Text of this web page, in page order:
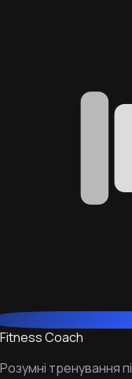
Fitness Coach
Розумні тренування